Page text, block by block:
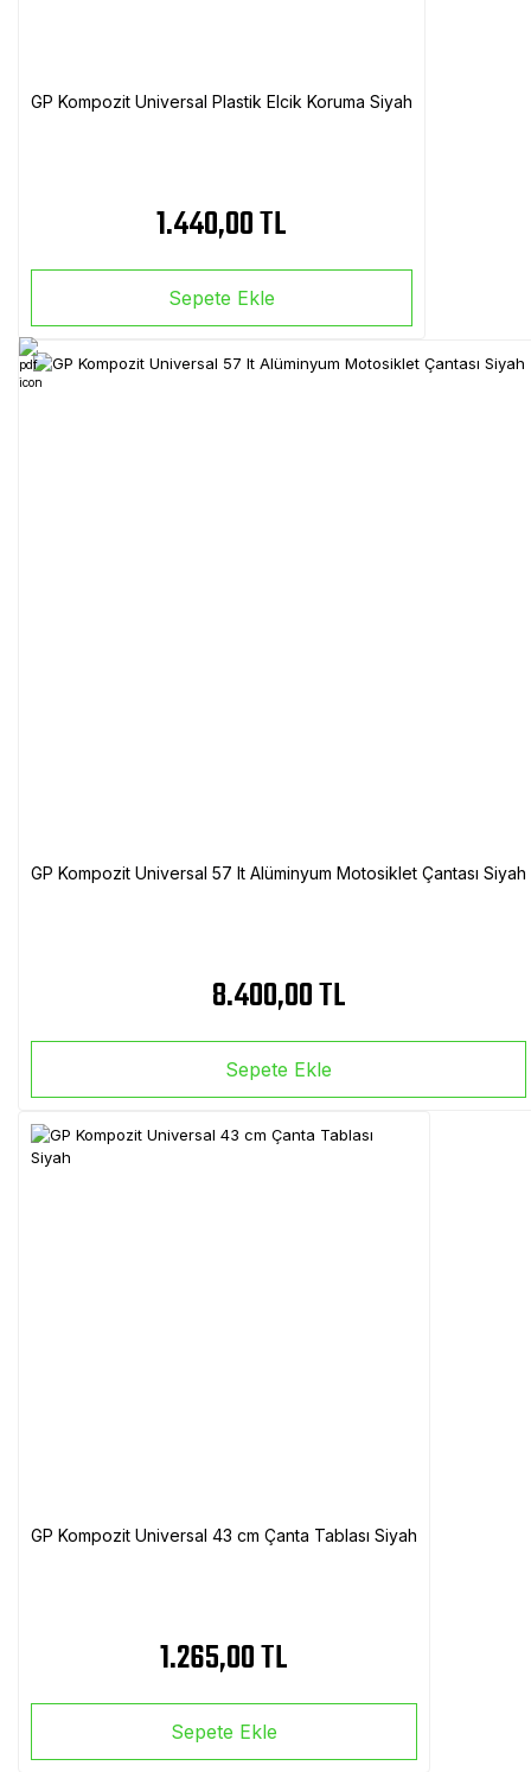
GP Kompozit Universal Plastik Elcik Koruma Siyah
1.440,00 TL
Sepete Ekle
GP Kompozit Universal 57 lt Alüminyum Motosiklet Çantası Siyah
8.400,00 TL
Sepete Ekle
GP Kompozit Universal 43 cm Çanta Tablası Siyah
1.265,00 TL
Sepete Ekle